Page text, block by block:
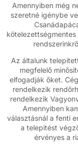
Amennyiben még
szeretné igénybe
Az általunk
megfelelő
elfogadják őket.
rendelkezik
rendelkezik
Amennyiben
választásnál a fenti
a telepitést
érvényes a